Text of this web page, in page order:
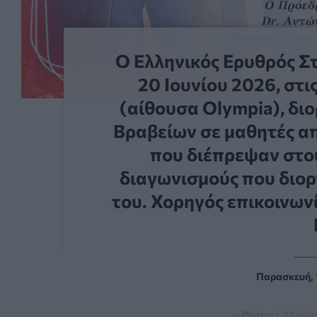
Ο Ελληνικός Ερυθρός
20 Ιουνίου 2026,
(αίθουσα Olympia),
Βραβείων σε μαθητές
που διέπρεψαν
διαγωνισμούς που
του. Χορηγός